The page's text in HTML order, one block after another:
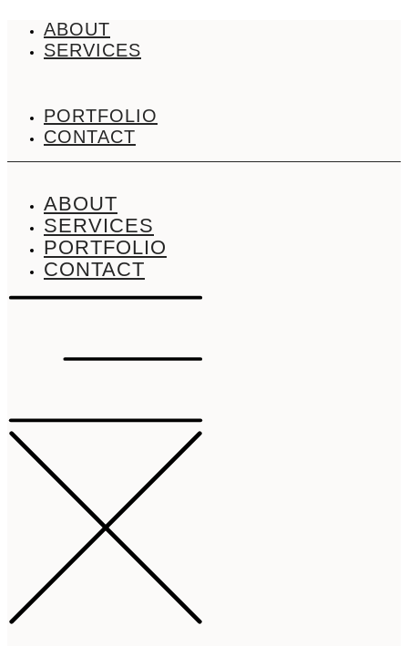
Inhalt
springen
ABOUT
SERVICES
PORTFOLIO
CONTACT
ABOUT
SERVICES
PORTFOLIO
CONTACT